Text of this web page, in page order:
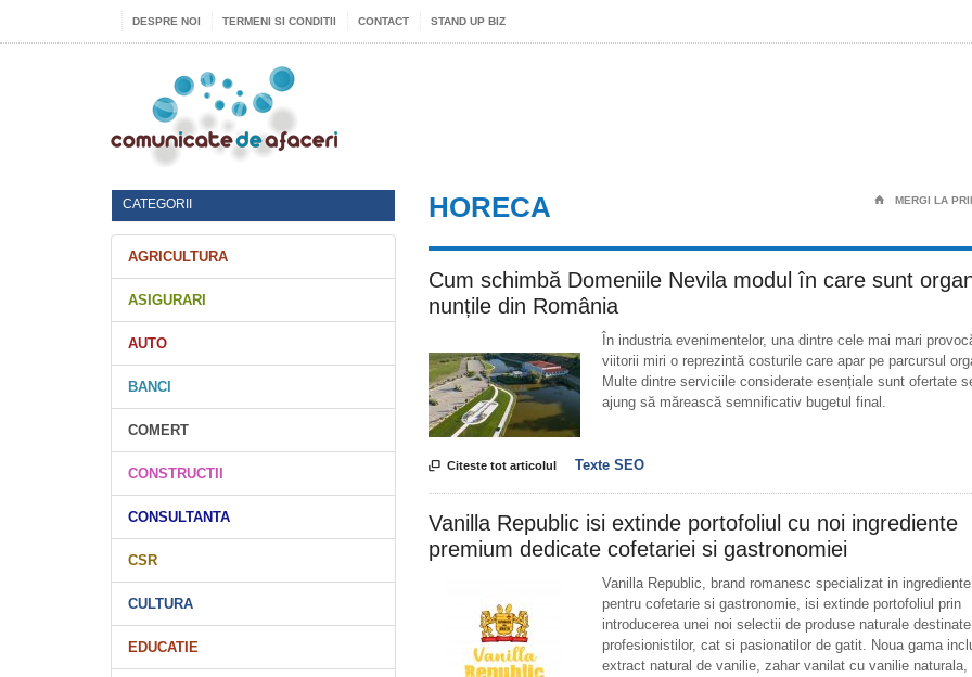
DESPRE NOI TERMENI SI CONDITII CONTACT STAND UP BIZ
CATEGORII
AGRICULTURA
ASIGURARI
AUTO
BANCI
COMERT
CONSTRUCTII
CONSULTANTA
CSR
CULTURA
EDUCATIE
HORECA ⌂ MERGI LA
Cum schimbă Domeniile Nevila modul în care sunt
nunțile din România
În industria evenimentelor, una dintre cele mai mari
viitorii miri o reprezintă costurile care apar pe parcursul
Multe dintre serviciile considerate esențiale sunt ofertate
ajung să mărească semnificativ bugetul final.
 Citeste tot articolul Texte SEO
Vanilla Republic isi extinde portofoliul cu noi ingrediente
premium dedicate cofetariei si gastronomiei
Vanilla Republic, brand romanesc specializat in
pentru cofetarie si gastronomie, isi extinde portofoliul prin
introducerea unei noi selectii de produse naturale
profesionistilor, cat si pasionatilor de gatit. Noua gama
extract natural de vanilie, zahar vanilat cu vanilie naturala,